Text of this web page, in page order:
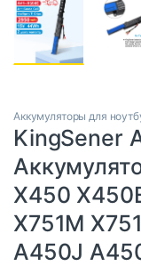
Аккумуляторы для
KingSener
X450
X751M
A450J